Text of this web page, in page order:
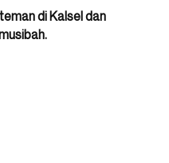
di Kalsel dan